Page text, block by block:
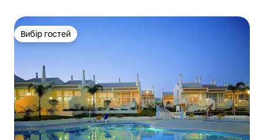
Вибір гостей
Вибір гостей